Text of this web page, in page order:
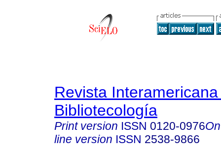
Revista
Bibliotecología
Print version ISSN 0120-0976
line version ISSN 2538-9866